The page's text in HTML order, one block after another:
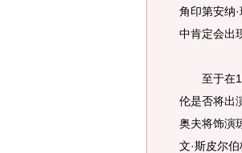
角印第安纳
中肯定会出
至于在
伦是否将出
奥夫将饰演
文·斯皮尔